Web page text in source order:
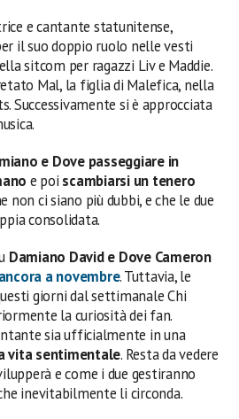
e cantante statunitense,
il suo doppio ruolo nelle vesti
sitcom per ragazzi Liv e Maddie.
Mal, la figlia di Malefica, nella
Successivamente si è approcciata
e Dove passeggiare in
e poi scambiarsi un tenero
non ci siano più dubbi, e che le due
consolidata.
Damiano David e Dove Cameron
ancora a novembre. Tuttavia, le
giorni dal settimanale Chi
la curiosità dei fan.
sia ufficialmente in una
vita sentimentale. Resta da vedere
e come i due gestiranno
inevitabilmente li circonda.